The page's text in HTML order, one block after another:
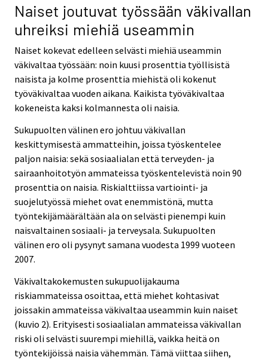
Naiset joutuvat työssään väkivallan
uhreiksi miehiä useammin
Naiset kokevat edelleen selvästi miehiä useammin
väkivaltaa työssään: noin kuusi prosenttia työllisistä
naisista ja kolme prosenttia miehistä oli kokenut
työväkivaltaa vuoden aikana. Kaikista työväkivaltaa
kokeneista kaksi kolmannesta oli naisia.
Sukupuolten välinen ero johtuu väkivallan
keskittymisestä ammatteihin, joissa työskentelee
paljon naisia: sekä sosiaalialan että terveyden- ja
sairaanhoitotyön ammateissa työskentelevistä noin 90
prosenttia on naisia. Riskialttiissa vartiointi- ja
suojelutyössä miehet ovat enemmistönä, mutta
työntekijämäärältään ala on selvästi pienempi kuin
naisvaltainen sosiaali- ja terveysala. Sukupuolten
välinen ero oli pysynyt samana vuodesta 1999 vuoteen
2007.
Väkivaltakokemusten sukupuolijakauma
riskiammateissa osoittaa, että miehet kohtasivat
joissakin ammateissa väkivaltaa useammin kuin naiset
(kuvio 2). Erityisesti sosiaalialan ammateissa väkivallan
riski oli selvästi suurempi miehillä, vaikka heitä on
työntekijöissä naisia vähemmän. Tämä viittaa siihen,